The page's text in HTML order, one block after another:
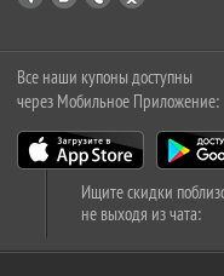
Все наши купоны доступны
через Мобильное Приложение:
Ищите скидки
не выходя из чата: